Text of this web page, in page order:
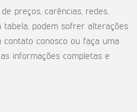
preços, carências, redes,
tabela, podem sofrer alterações
conosco ou faça uma
informações completas e